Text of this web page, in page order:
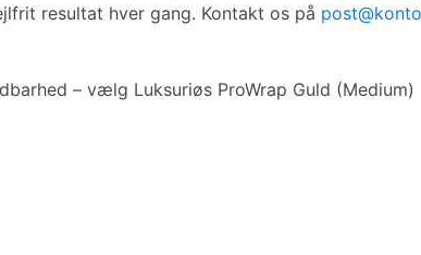
resultat hver gang. Kontakt os på
– vælg Luksuriøs ProWrap Guld